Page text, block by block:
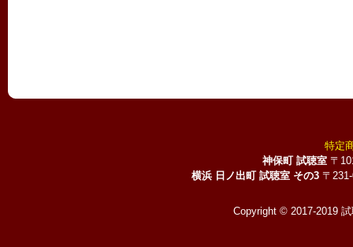
特定
神保町 試聴室 〒
横浜 日ノ出町 試聴室 その3 〒
Copyright © 2017-2019